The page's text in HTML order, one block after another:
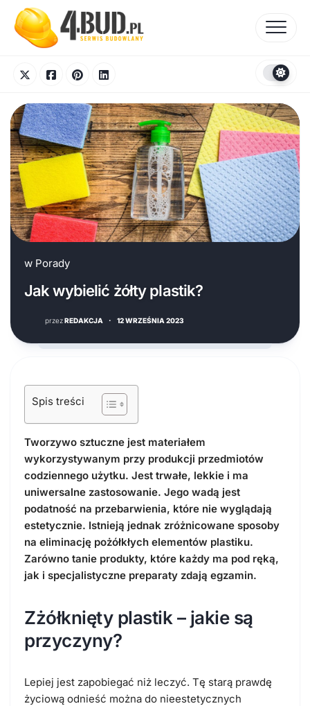
content
w Porady
Jak wybielić żółty plastik?
przezREDAKCJA · 12 WRZEŚNIA 2023
Spis treści
Tworzywo sztuczne jest materiałem
wykorzystywanym przy produkcji przedmiotów
codziennego użytku. Jest trwałe, lekkie i ma
uniwersalne zastosowanie. Jego wadą jest
podatność na przebarwienia, które nie wyglądają
estetycznie. Istnieją jednak zróżnicowane sposoby
na eliminację pożółkłych elementów plastiku.
Zarówno tanie produkty, które każdy ma pod ręką,
jak i specjalistyczne preparaty zdają egzamin.
Zżółknięty plastik – jakie są
przyczyny?
Lepiej jest zapobiegać niż leczyć. Tę starą prawdę
życiową odnieść można do nieestetycznych